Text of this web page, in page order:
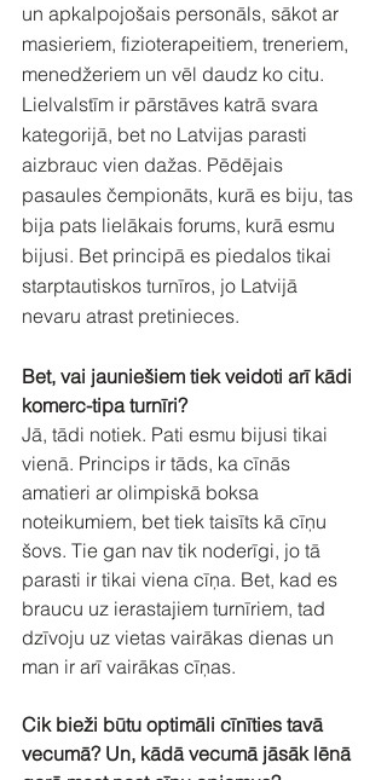
un apkalpojošais personāls, sākot ar
masieriem, fizioterapeitiem, treneriem,
menedžeriem un vēl daudz ko citu.
Lielvalstīm ir pārstāves katrā svara
kategorijā, bet no Latvijas parasti
aizbrauc vien dažas. Pēdējais
pasaules čempionāts, kurā es biju, tas
bija pats lielākais forums, kurā esmu
bijusi. Bet principā es piedalos tikai
starptautiskos turnīros, jo Latvijā
nevaru atrast pretinieces.
Bet, vai jauniešiem tiek veidoti arī kādi
komerc-tipa turnīri?
Jā, tādi notiek. Pati esmu bijusi tikai
vienā. Princips ir tāds, ka cīnās
amatieri ar olimpiskā boksa
noteikumiem, bet tiek taisīts kā cīņu
šovs. Tie gan nav tik noderīgi, jo tā
parasti ir tikai viena cīņa. Bet, kad es
braucu uz ierastajiem turnīriem, tad
dzīvoju uz vietas vairākas dienas un
man ir arī vairākas cīņas.
Cik bieži būtu optimāli cīnīties tavā
vecumā? Un, kādā vecumā jāsāk lēnā